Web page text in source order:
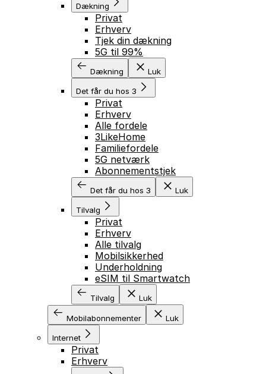
Dækning
Privat
Erhverv
Tjek din dækning
5G til 99%
Dækning Luk
Det får du hos 3
Privat
Erhverv
Alle fordele
3LikeHome
Familiefordele
5G netværk
Abonnementstjek
Det får du hos 3 Luk
Tilvalg
Privat
Erhverv
Alle tilvalg
Mobilsikkerhed
Underholdning
eSIM til Smartwatch
Tilvalg Luk
Mobilabonnementer Luk
Internet
Privat
Erhverv